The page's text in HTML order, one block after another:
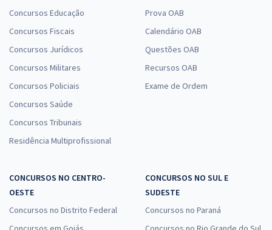
Concursos Educação
Concursos Fiscais
Concursos Jurídicos
Concursos Militares
Concursos Policiais
Concursos Saúde
Concursos Tribunais
Residência Multiprofissional
Prova OAB
Calendário OAB
Questões OAB
Recursos OAB
Exame de Ordem
CONCURSOS NO CENTRO-
OESTE
Concursos no Distrito Federal
CONCURSOS NO SUL E
SUDESTE
Concursos no Paraná